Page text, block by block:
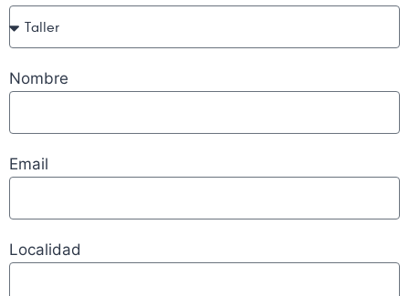
Nombre
Email
Localidad